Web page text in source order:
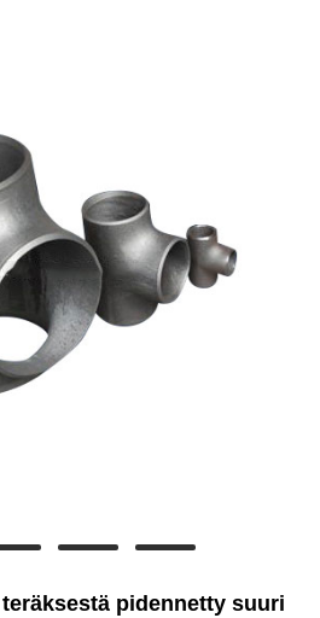
pidennetty suuri